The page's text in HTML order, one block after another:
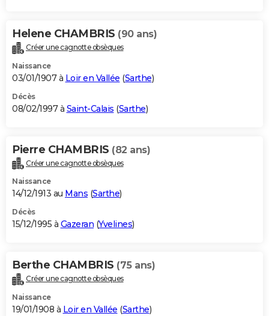
Helene CHAMBRIS (90 ans)
Créer une cagnotte obsèques
Naissance
03/01/1907 à Loir en Vallée (Sarthe)
Décès
08/02/1997 à Saint-Calais (Sarthe)
Pierre CHAMBRIS (82 ans)
Créer une cagnotte obsèques
Naissance
14/12/1913 au Mans (Sarthe)
Décès
15/12/1995 à Gazeran (Yvelines)
Berthe CHAMBRIS (75 ans)
Créer une cagnotte obsèques
Naissance
19/01/1908 à Loir en Vallée (Sarthe)